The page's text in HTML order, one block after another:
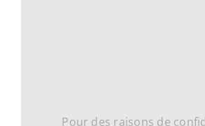
Pour des raisons de